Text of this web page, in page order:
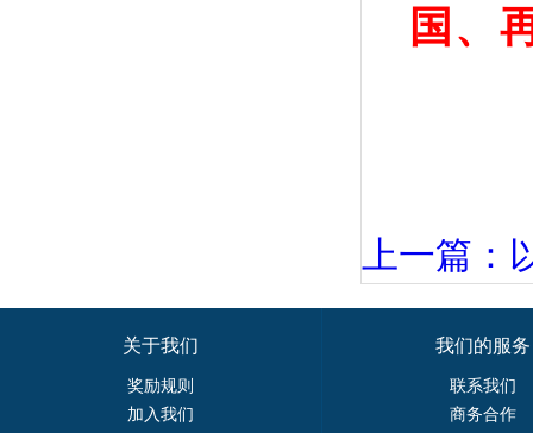
国、
上一篇：
关于我们
奖励规则
加入我们
我们的服务
联系我们
商务合作